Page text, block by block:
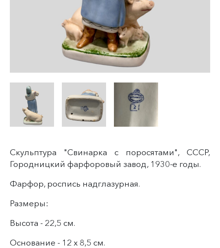
Скульптура "Свинарка с поросятами", СССР,
Городницкий фарфоровый завод, 1930-е годы.
Фарфор, роспись надглазурная.
Размеры:
Высота - 22,5 см.
Основание - 12 х 8,5 см.